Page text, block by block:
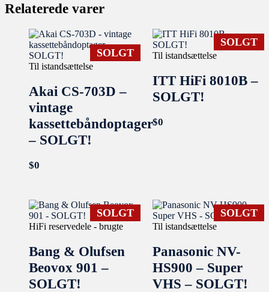
Relaterede varer
SOLGT
Til istandsættelse
Akai CS-703D –
vintage
kassettebåndoptager
– SOLGT!
$0
SOLGT
Til istandsættelse
ITT HiFi 8010B –
SOLGT!
$0
SOLGT
HiFi reservedele - brugte
Bang & Olufsen
Beovox 901 –
SOLGT!
SOLGT
Til istandsættelse
Panasonic NV-
HS900 – Super
VHS – SOLGT!